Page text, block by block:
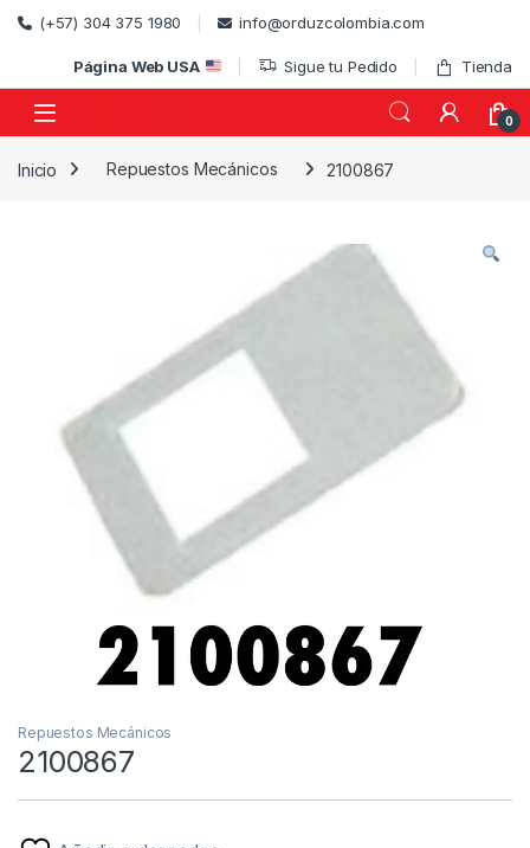
Skip to navigation
Skip to content
(+57) 304 375 1980 info@orduzcolombia.com
Página Web USA Sigue tu Pedido Tienda
0
Inicio Repuestos Mecánicos 2100867
Repuestos Mecánicos
2100867